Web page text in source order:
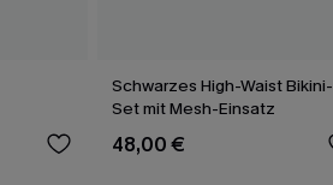
Schwarzes High-Waist Bikini-
Set mit Mesh-Einsatz
48,00 €